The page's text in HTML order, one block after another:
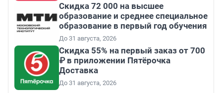
Скидка 72 000 на высшее
образование и среднее специальное
образование в первый год обучения
До 31 августа, 2026
Скидка 55% на первый заказ от 700
₽ в приложении Пятёрочка
Доставка
До 31 августа, 2026